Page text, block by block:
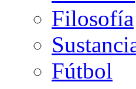
Filosofía
Fútbol